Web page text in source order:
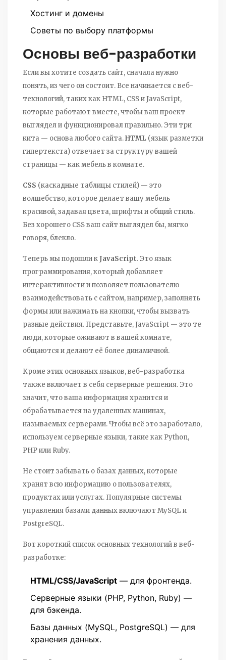
Хостинг и домены
Советы по выбору платформы
Основы веб-разработки
Если вы хотите создать сайт, сначала нужно
понять, из чего он состоит. Все начинается с веб-
технологий, таких как HTML, CSS и JavaScript,
которые работают вместе, чтобы ваш проект
выглядел и функционировал правильно. Эти три
кита — основа любого сайта.HTML (язык разметки
гипертекста) отвечает за структуру вашей
страницы — как мебель в комнате.
CSS (каскадные таблицы стилей) — это
волшебство, которое делает вашу мебель
красивой, задавая цвета, шрифты и общий стиль.
Без хорошего CSS ваш сайт выглядел бы, мягко
говоря, блекло.
Теперь мы подошли к JavaScript. Это язык
программирования, который добавляет
интерактивности и позволяет пользователю
взаимодействовать с сайтом, например, заполнять
формы или нажимать на кнопки, чтобы вызвать
разные действия. Представьте, JavaScript — это те
люди, которые оживают в вашей комнате,
общаются и делают её более динамичной.
Кроме этих основных языков, веб-разработка
также включает в себя серверные решения. Это
значит, что ваша информация хранится и
обрабатывается на удаленных машинах,
называемых серверами. Чтобы всё это заработало,
используем серверные языки, такие как Python,
PHP или Ruby.
Не стоит забывать о базах данных, которые
хранят всю информацию о пользователях,
продуктах или услугах. Популярные системы
управления базами данных включают MySQL и
PostgreSQL.
Вот короткий список основных технологий в веб-
разработке:
HTML/CSS/JavaScript — для фронтенда.
Серверные языки (PHP, Python, Ruby) —
для бэкенда.
Базы данных (MySQL, PostgreSQL) — для
хранения данных.